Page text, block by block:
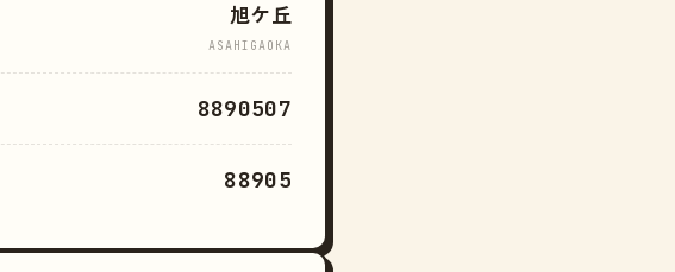
旭ケ丘
ASAHIGAOKA
8890507
88905